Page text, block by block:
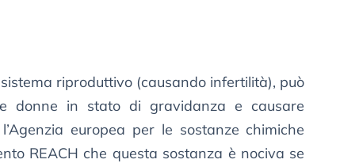
riproduttivo (causando infertilità), può
donne in stato di gravidanza e causare
europea per le sostanze chimiche
REACH che questa sostanza è nociva se